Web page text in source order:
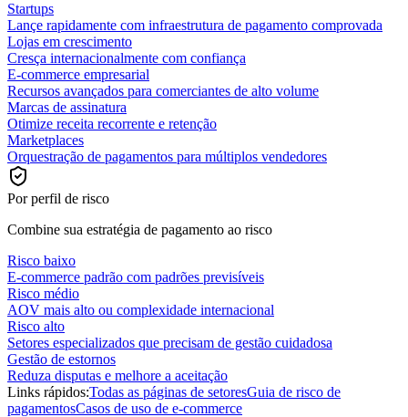
Startups
Lançe rapidamente com infraestrutura de pagamento comprovada
Lojas em crescimento
Cresça internacionalmente com confiança
E-commerce empresarial
Recursos avançados para comerciantes de alto volume
Marcas de assinatura
Otimize receita recorrente e retenção
Marketplaces
Orquestração de pagamentos para múltiplos vendedores
Por perfil de risco
Combine sua estratégia de pagamento ao risco
Risco baixo
E-commerce padrão com padrões previsíveis
Risco médio
AOV mais alto ou complexidade internacional
Risco alto
Setores especializados que precisam de gestão cuidadosa
Gestão de estornos
Reduza disputas e melhore a aceitação
Links rápidos:Todas as páginas de setoresGuia de risco de
pagamentosCasos de uso de e-commerce